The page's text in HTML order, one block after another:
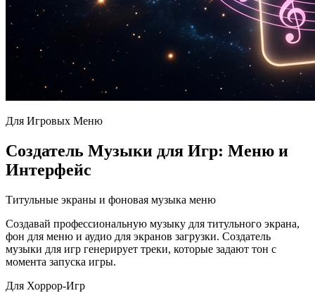
Для Игровых Меню
Создатель Музыки для Игр: Меню и
Интерфейс
Титульные экраны и фоновая музыка меню
Создавай профессиональную музыку для титульного экрана,
фон для меню и аудио для экранов загрузки. Создатель
музыки для игр генерирует треки, которые задают тон с
момента запуска игры.
Для Хоррор-Игр